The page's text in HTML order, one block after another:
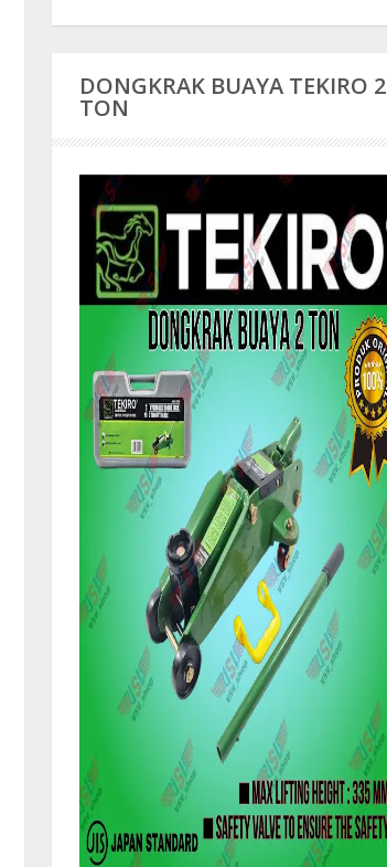
DONGKRAK BUAYA TEKIRO 2
TON